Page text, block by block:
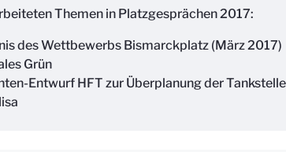
Themen in Platzgesprächen 2017:
des Wettbewerbs Bismarckplatz (März 2017)
Grün
Entwurf HFT zur Überplanung der Tankstelle